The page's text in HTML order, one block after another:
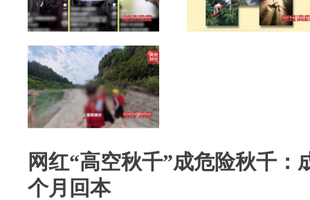
网红“高空秋千”成危险秋千：
个月回本